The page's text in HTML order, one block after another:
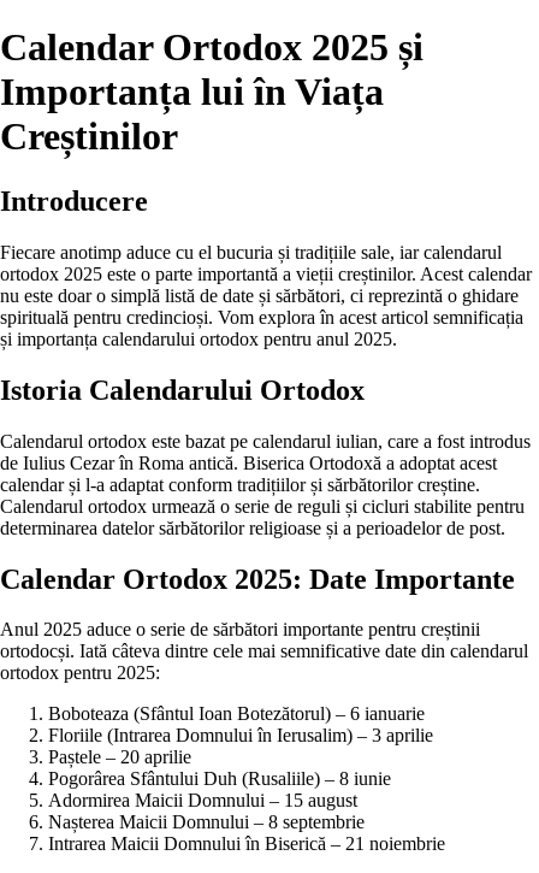
Calendar Ortodox 2025 și
Importanța lui în Viața
Creștinilor
Introducere
Fiecare anotimp aduce cu el bucuria și tradițiile sale, iar calendarul
ortodox 2025 este o parte importantă a vieții creștinilor. Acest calendar
nu este doar o simplă listă de date și sărbători, ci reprezintă o ghidare
spirituală pentru credincioși. Vom explora în acest articol semnificația
și importanța calendarului ortodox pentru anul 2025.
Istoria Calendarului Ortodox
Calendarul ortodox este bazat pe calendarul iulian, care a fost introdus
de Iulius Cezar în Roma antică. Biserica Ortodoxă a adoptat acest
calendar și l-a adaptat conform tradițiilor și sărbătorilor creștine.
Calendarul ortodox urmează o serie de reguli și cicluri stabilite pentru
determinarea datelor sărbătorilor religioase și a perioadelor de post.
Calendar Ortodox 2025: Date Importante
Anul 2025 aduce o serie de sărbători importante pentru creștinii
ortodocși. Iată câteva dintre cele mai semnificative date din calendarul
ortodox pentru 2025:
Boboteaza (Sfântul Ioan Botezătorul) – 6 ianuarie
Floriile (Intrarea Domnului în Ierusalim) – 3 aprilie
Paștele – 20 aprilie
Pogorârea Sfântului Duh (Rusaliile) – 8 iunie
Adormirea Maicii Domnului – 15 august
Nașterea Maicii Domnului – 8 septembrie
Intrarea Maicii Domnului în Biserică – 21 noiembrie